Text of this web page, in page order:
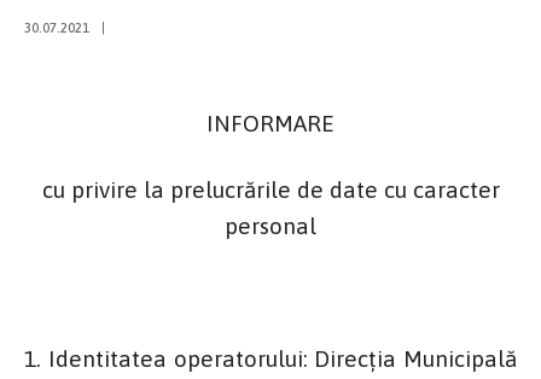
30.07.2021
INFORMARE
cu privire la prelucrările de date cu caracter
personal
1. Identitatea operatorului: Direcţia Municipală